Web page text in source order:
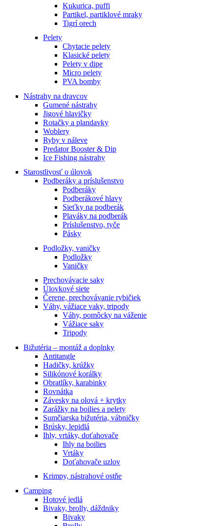
Kukurica, puffi
Partikel, partiklové mraky
Tigrí orech
Pelety
Chytacie pelety
Klasické pelety
Pelety v dipe
Micro pelety
PVA bomby
Nástrahy na dravcov
Gumené nástrahy
Jigové hlavičky
Rotačky a plandavky
Woblery
Ryby v náleve
Predator Booster & Dip
Ice Fishing nástrahy
Starostlivosť o úlovok
Podberáky a príslušenstvo
Podberáky
Podberákové hlavy
Sieťky na podberák
Plaváky na podberák
Príslušenstvo, tyče
Pásky
Podložky, vaničky
Podložky
Vaničky
Prechovávacie saky
Úlovkové siete
Čerene, prechovávanie rybičiek
Váhy, vážiace vaky, tripody
Váhy, pomôcky na váženie
Vážiace saky
Tripody
Bižutéria – montáž a doplnky
Antitangle
Hadičky, krúžky
Silikónové korálky
Obratlíky, karabinky
Rovnátka
Závesky na olová + krytky
Zarážky na boilies a pelety
Sumčiarska bižutéria, vábničky
Brúsky, lepidlá
Ihly, vrtáky, doťahovače
Ihly na boilies
Vrtáky
Doťahovače uzlov
Krimpy, nástrahové ostňe
Camping
Hotové jedlá
Bivaky, brolly, dáždniky
Bivaky